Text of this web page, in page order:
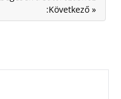
:Következő »